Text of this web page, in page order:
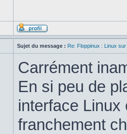
Sujet du message : Re: Floppinux : Linux
Carrément
En si peu de
interface Linux
franchement